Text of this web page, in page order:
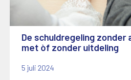
De schuldregeling
met òf zonder uitdeling
5 juli 2024